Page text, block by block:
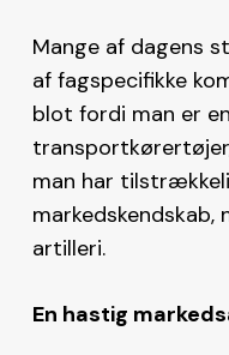
Mange af dagens
af fagspecifikke
blot fordi man er
man har
artilleri.
En hastig